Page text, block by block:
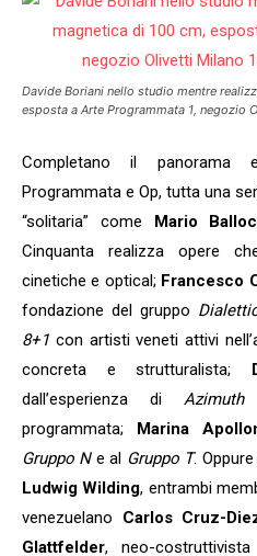
Davide Boriani nello studio mentre
esposta a Arte Programmata 1, negozio
Completano il panorama
Programmata e Op, tutta una
“solitaria” come Mario
Cinquanta realizza opere
cinetiche e optical; Francesco
fondazione del gruppo
8+1 con artisti veneti attivi
concreta e strutturalista;
dall’esperienza di Azimuth
programmata; Marina
Gruppo Ne al Gruppo T.
Ludwig Wilding, entrambi
venezuelano Carlos Cruz-
Glattfelder, neo-